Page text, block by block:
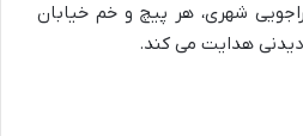
شهری، هر پیچ و خم خیابان
هدایت می کند.